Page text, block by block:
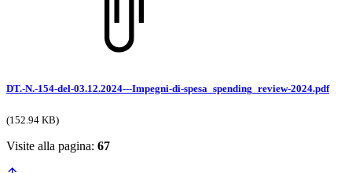
DT.-N.-154-del-03.12.2024---Impegni-di-spesa_spending_review-2024.pdf
(152.94 KB)
Visite alla pagina: 67